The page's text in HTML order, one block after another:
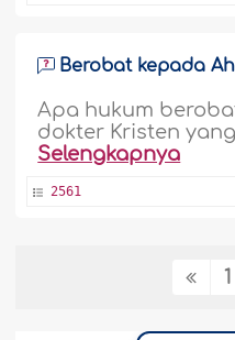
Berobat kepada
Apa hukum
dokter Kristen
Selengkapnya
2561
1